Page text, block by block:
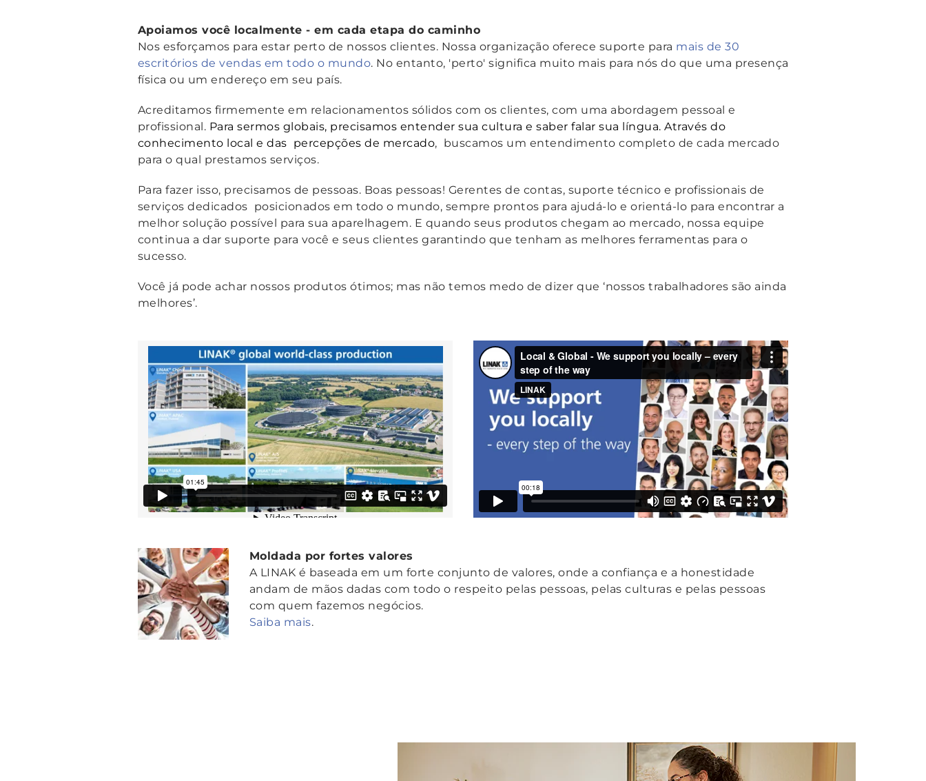
Apoiamos você localmente - em cada etapa do caminho
Nos esforçamos para estar perto de nossos clientes. Nossa organização oferece suporte para mais de 30
escritórios de vendas em todo o mundo. No entanto, 'perto' significa muito mais para nós do que uma presença
física ou um endereço em seu país.
Acreditamos firmemente em relacionamentos sólidos com os clientes, com uma abordagem pessoal e
profissional. Para sermos globais, precisamos entender sua cultura e saber falar sua língua. Através do
conhecimento local e das percepções de mercado, buscamos um entendimento completo de cada mercado
para o qual prestamos serviços.
Para fazer isso, precisamos de pessoas. Boas pessoas! Gerentes de contas, suporte técnico e profissionais de
serviços dedicados posicionados em todo o mundo, sempre prontos para ajudá-lo e orientá-lo para encontrar a
melhor solução possível para sua aparelhagem. E quando seus produtos chegam ao mercado, nossa equipe
continua a dar suporte para você e seus clientes garantindo que tenham as melhores ferramentas para o
sucesso.
Você já pode achar nossos produtos ótimos; mas não temos medo de dizer que ‘nossos trabalhadores são ainda
melhores’.
Moldada por fortes valores
A LINAK é baseada em um forte conjunto de valores, onde a confiança e a honestidade
andam de mãos dadas com todo o respeito pelas pessoas, pelas culturas e pelas pessoas
com quem fazemos negócios.
Saiba mais.